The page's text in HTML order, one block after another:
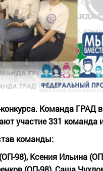
Команда
участие 331 команда
команды:
98), Ксения Ильина